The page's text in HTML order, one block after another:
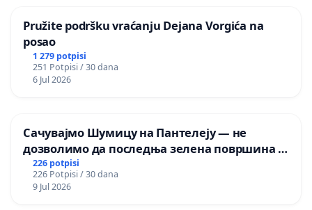
Pružite podršku vraćanju Dejana Vorgića na
posao
1 279 potpisi
251 Potpisi / 30 dana
6 Jul 2026
Сачувајмо Шумицу на Пантелеју — не
дозволимо да последња зелена површина у
Мавровској постане депонија
226 potpisi
226 Potpisi / 30 dana
9 Jul 2026